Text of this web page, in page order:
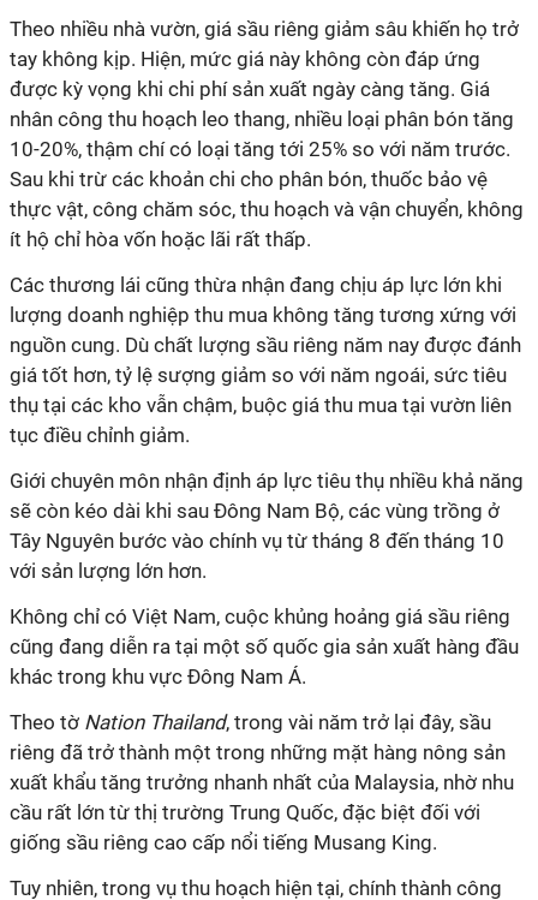
Theo nhiều nhà vườn, giá sầu riêng giảm sâu khiến họ trở
tay không kịp. Hiện, mức giá này không còn đáp ứng
được kỳ vọng khi chi phí sản xuất ngày càng tăng. Giá
nhân công thu hoạch leo thang, nhiều loại phân bón tăng
10-20%, thậm chí có loại tăng tới 25% so với năm trước.
Sau khi trừ các khoản chi cho phân bón, thuốc bảo vệ
thực vật, công chăm sóc, thu hoạch và vận chuyển, không
ít hộ chỉ hòa vốn hoặc lãi rất thấp.
Các thương lái cũng thừa nhận đang chịu áp lực lớn khi
lượng doanh nghiệp thu mua không tăng tương xứng với
nguồn cung. Dù chất lượng sầu riêng năm nay được đánh
giá tốt hơn, tỷ lệ sượng giảm so với năm ngoái, sức tiêu
thụ tại các kho vẫn chậm, buộc giá thu mua tại vườn liên
tục điều chỉnh giảm.
Giới chuyên môn nhận định áp lực tiêu thụ nhiều khả năng
sẽ còn kéo dài khi sau Đông Nam Bộ, các vùng trồng ở
Tây Nguyên bước vào chính vụ từ tháng 8 đến tháng 10
với sản lượng lớn hơn.
Không chỉ có Việt Nam, cuộc khủng hoảng giá sầu riêng
cũng đang diễn ra tại một số quốc gia sản xuất hàng đầu
khác trong khu vực Đông Nam Á.
Theo tờ Nation Thailand, trong vài năm trở lại đây, sầu
riêng đã trở thành một trong những mặt hàng nông sản
xuất khẩu tăng trưởng nhanh nhất của Malaysia, nhờ nhu
cầu rất lớn từ thị trường Trung Quốc, đặc biệt đối với
giống sầu riêng cao cấp nổi tiếng Musang King.
Tuy nhiên, trong vụ thu hoạch hiện tại, chính thành công